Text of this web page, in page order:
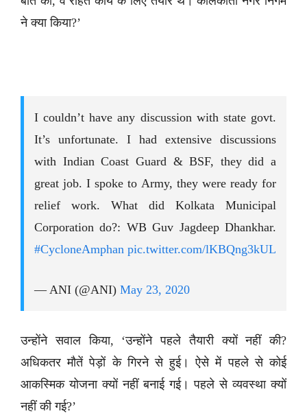
ने क्या किया?’
I couldn’t have any discussion with state govt.
It’s unfortunate. I had extensive discussions
with Indian Coast Guard & BSF, they did a
great job. I spoke to Army, they were ready for
relief work. What did Kolkata Municipal
Corporation do?: WB Guv Jagdeep Dhankhar.
#CycloneAmphan pic.twitter.com/lKBQng3kUL
— ANI (@ANI) May 23, 2020
उन्होंने सवाल किया, ‘उन्होंने पहले तैयारी क्यों नहीं की?
अधिकतर मौतें पेड़ों के गिरने से हुई। ऐसे में पहले से कोई
आकस्मिक योजना क्यों नहीं बनाई गई। पहले से व्यवस्था क्यों
नहीं की गई?’